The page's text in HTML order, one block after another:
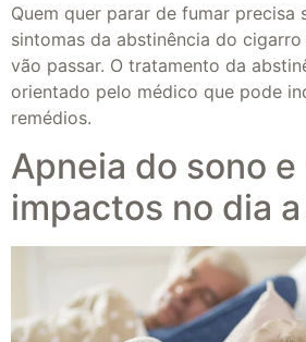
Quem quer parar de fumar precisa
sintomas da abstinência do
vão passar. O tratamento da
orientado pelo médico que pode
remédios.
Apneia do sono e
impactos no dia